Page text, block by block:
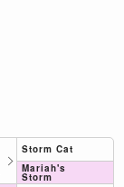
Storm Cat
Mariah's
Storm